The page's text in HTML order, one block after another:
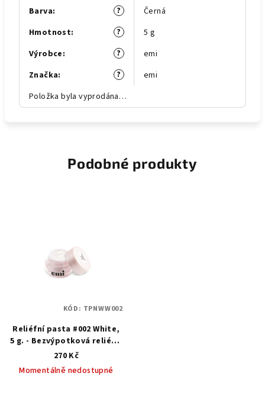
?
Barva:
Černá
?
Hmotnost:
5 g
?
Výrobce:
emi
?
Značka:
emi
Položka byla vyprodána…
Podobné produkty
Reliéfní pasta #002 White,
5 g. - Bezvýpotková reliéfní
pasta bílá
270 Kč
Momentálně nedostupné
KÓD: TPNWW002